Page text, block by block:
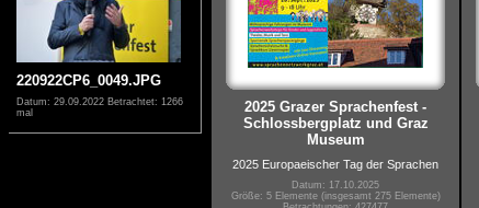
220922CP6_0049.JPG
Datum: 29.09.2022 Betrachtet: 1266
mal
2025 Grazer Sprachenfest -
Schlossbergplatz und Graz
Museum
2025 Europaeischer Tag der Sprachen
Datum: 17.10.2025
Größe: 5 Elemente (insgesamt 275 Elemente)